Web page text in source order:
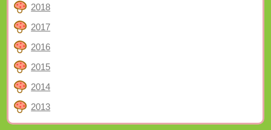
2018
2017
2016
2015
2014
2013